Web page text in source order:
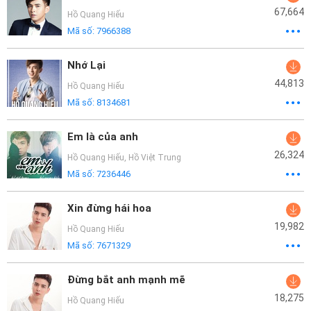
Hồ Quang Hiếu
Mã số: 7966388
67,664
Nhớ Lại
Hồ Quang Hiếu
Mã số: 8134681
44,813
Em là của anh
Hồ Quang Hiếu, Hồ Việt Trung
Mã số: 7236446
26,324
Xin đừng hái hoa
Hồ Quang Hiếu
Mã số: 7671329
19,982
Đừng bắt anh mạnh mẽ
Hồ Quang Hiếu 18,275